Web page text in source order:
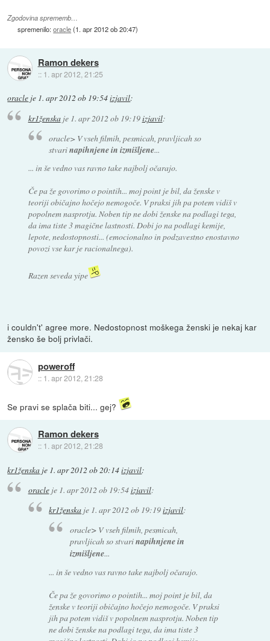
Zgodovina sprememb…
spremenilo:oracle(1. apr 2012 ob 20:47)
Ramon dekers
:: 1. apr 2012, 21:25
oracle je 1. apr 2012 ob 19:54izjavil:
kr1ženskaje 1. apr 2012 ob 19:19izjavil:
oracle> V vseh filmih, pesmicah, pravljicah so
stvarinapihnjene in izmišljene...
... in še vedno vas ravno take najbolj očarajo.
Če pa že govorimo o pointih... moj point je bil, da ženske v
teoriji običajno hočejo nemogoče. V praksi jih pa potem vidiš v
popolnem nasprotju. Noben tip ne dobi ženske na podlagi tega,
da ima tiste 3 magične lastnosti. Dobi jo na podlagi kemije,
lepote, nedostopnosti... (emocionalno in podzavestno enostavno
povozi vse kar je racionalnega).
Razen seveda yipe
i couldn't' agree more. Nedostopnost moškega ženski je nekaj kar
žensko še bolj privlači.
poweroff
:: 1. apr 2012, 21:28
Se pravi se splača biti... gej?
Ramon dekers
:: 1. apr 2012, 21:28
kr1ženska je 1. apr 2012 ob 20:14izjavil:
oracleje 1. apr 2012 ob 19:54izjavil:
kr1ženska je 1. apr 2012 ob 19:19izjavil:
oracle> V vseh filmih, pesmicah,
pravljicah so stvarinapihnjene in
izmišljene...
... in še vedno vas ravno take najbolj očarajo.
Če pa že govorimo o pointih... moj point je bil, da
ženske v teoriji običajno hočejo nemogoče. V praksi
jih pa potem vidiš v popolnem nasprotju. Noben tip
ne dobi ženske na podlagi tega, da ima tiste 3